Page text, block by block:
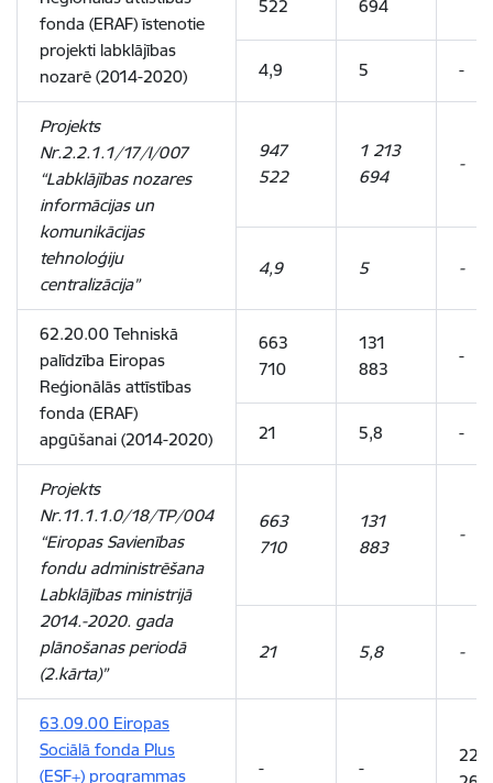
fonda (ERAF) īstenotie
projekti labklājības
nozarē (2014-2020)
522
694
4,9 5 -
Projekts
Nr.2.2.1.1/17/I/007
“Labklājības nozares
informācijas un
komunikācijas
tehnoloģiju
centralizācija”
947
522
1 213
694
-
4,9 5 -
62.20.00 Tehniskā
palīdzība Eiropas
Reģionālās attīstības
fonda (ERAF)
apgūšanai (2014-2020)
663
710
131
883
-
21 5,8 -
Projekts
Nr.11.1.1.0/18/TP/004
“Eiropas Savienības
fondu administrēšana
Labklājības ministrijā
2014.-2020. gada
plānošanas periodā
(2.kārta)”
663
710
131
883
-
21 5,8 -
63.09.00 Eiropas
Sociālā fonda Plus
(ESF+) programmas
- -
227